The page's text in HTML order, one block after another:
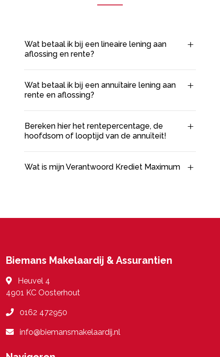
Wat betaal ik bij een lineaire lening aan
aflossing en rente?
Wat betaal ik bij een annuïtaire lening aan
rente en aflossing?
Bereken hier het rentepercentage, de
hoofdsom of looptijd van de annuïteit!
Wat is mijn Verantwoord Krediet Maximum
Biemans Makelaardij & Assurantien
Heuvel 4
4901 KC Oosterhout
0162 472950
info@biemansmakelaardij.nl